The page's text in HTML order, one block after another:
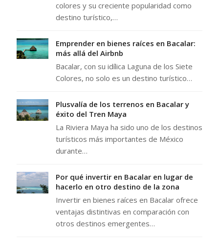
colores y su creciente popularidad como
destino turístico,…
Emprender en bienes raíces en Bacalar:
más allá del Airbnb
Bacalar, con su idílica Laguna de los Siete
Colores, no solo es un destino turístico…
Plusvalía de los terrenos en Bacalar y
éxito del Tren Maya
La Riviera Maya ha sido uno de los destinos
turísticos más importantes de México
durante…
Por qué invertir en Bacalar en lugar de
hacerlo en otro destino de la zona
Invertir en bienes raíces en Bacalar ofrece
ventajas distintivas en comparación con
otros destinos emergentes…